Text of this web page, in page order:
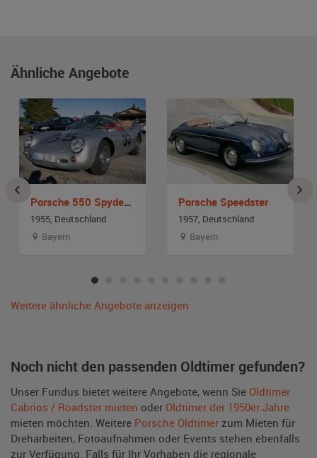
Ähnliche Angebote
Porsche 550 Spyder Replica
1955, Deutschland
Bayern
Porsche Speedster
1957, Deutschland
Bayern
Weitere ähnliche Angebote anzeigen
Noch nicht den passenden Oldtimer gefunden?
Unser Fundus bietet weitere Angebote, wenn Sie Oldtimer
Cabrios / Roadster mieten oder Oldtimer der 1950er Jahre
mieten möchten. Weitere Porsche Oldtimer zum Mieten für
Dreharbeiten, Fotoaufnahmen oder Events stehen ebenfalls
zur Verfügung. Falls für Ihr Vorhaben die regionale